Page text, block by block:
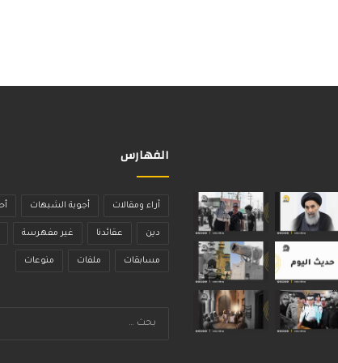
الفهارس
آراء ومقالات أجوبة الشبهات
دين عقائدنا غير مفهرسة
مسابقات ملفات منوعات